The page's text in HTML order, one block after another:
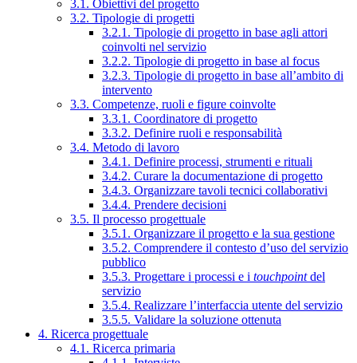
3.1. Obiettivi del progetto
3.2. Tipologie di progetti
3.2.1. Tipologie di progetto in base agli attori
coinvolti nel servizio
3.2.2. Tipologie di progetto in base al focus
3.2.3. Tipologie di progetto in base all’ambito di
intervento
3.3. Competenze, ruoli e figure coinvolte
3.3.1. Coordinatore di progetto
3.3.2. Definire ruoli e responsabilità
3.4. Metodo di lavoro
3.4.1. Definire processi, strumenti e rituali
3.4.2. Curare la documentazione di progetto
3.4.3. Organizzare tavoli tecnici collaborativi
3.4.4. Prendere decisioni
3.5. Il processo progettuale
3.5.1. Organizzare il progetto e la sua gestione
3.5.2. Comprendere il contesto d’uso del servizio
pubblico
3.5.3. Progettare i processi e i touchpointdel
servizio
3.5.4. Realizzare l’interfaccia utente del servizio
3.5.5. Validare la soluzione ottenuta
4. Ricerca progettuale
4.1. Ricerca primaria